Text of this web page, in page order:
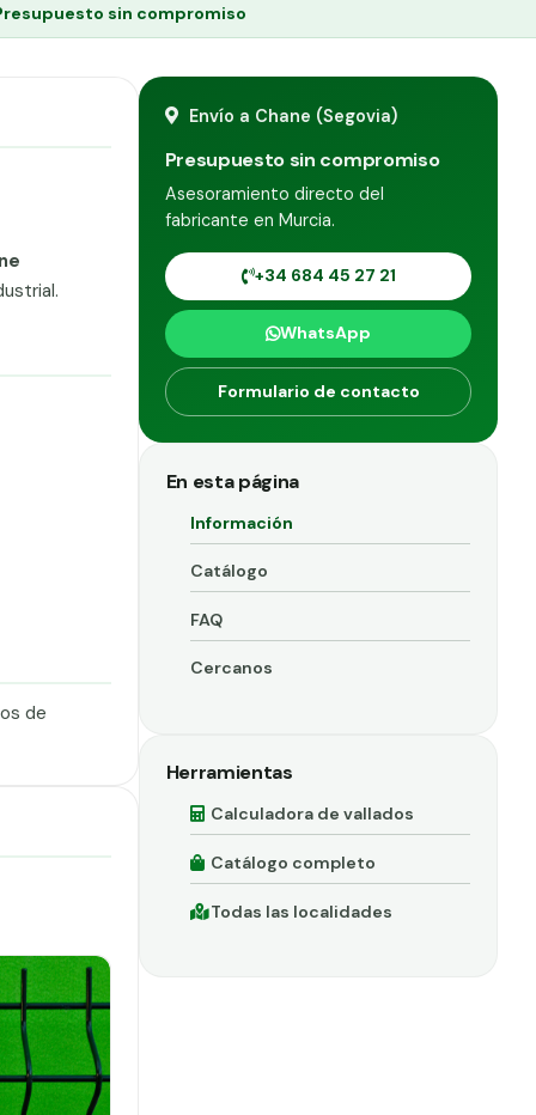
sin compromiso
de
Envío a Chane (Segovia)
Presupuesto sin compromiso
Asesoramiento directo del
fabricante en Murcia.
+34 684 45 27 21
WhatsApp
Formulario de contacto
En esta página
Información
Catálogo
FAQ
Cercanos
Herramientas
Calculadora de vallados
Catálogo completo
Todas las localidades